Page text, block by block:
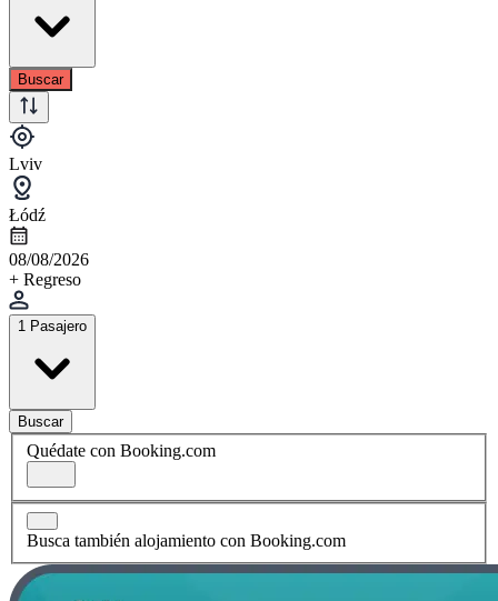
Buscar
Lviv
Łódź
08/08/2026
+ Regreso
1 Pasajero
Buscar
Quédate con Booking.com
Busca también alojamiento con Booking.com